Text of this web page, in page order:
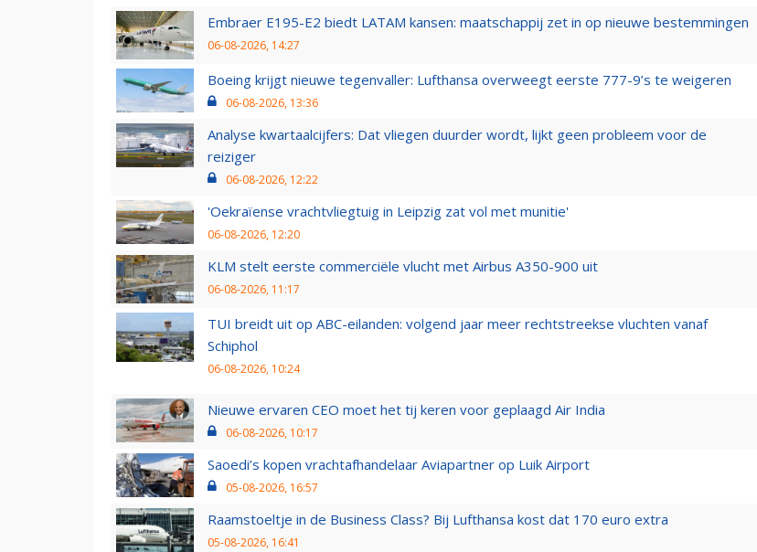
Embraer E195-E2 biedt LATAM kansen: maatschappij zet in op nieuwe bestemmingen
06-08-2026, 14:27
Boeing krijgt nieuwe tegenvaller: Lufthansa overweegt eerste 777-9’s te weigeren
06-08-2026, 13:36
Analyse kwartaalcijfers: Dat vliegen duurder wordt, lijkt geen probleem voor de
reiziger
06-08-2026, 12:22
'Oekraïense vrachtvliegtuig in Leipzig zat vol met munitie'
06-08-2026, 12:20
KLM stelt eerste commerciële vlucht met Airbus A350-900 uit
06-08-2026, 11:17
TUI breidt uit op ABC-eilanden: volgend jaar meer rechtstreekse vluchten vanaf
Schiphol
06-08-2026, 10:24
Nieuwe ervaren CEO moet het tij keren voor geplaagd Air India
06-08-2026, 10:17
Saoedi’s kopen vrachtafhandelaar Aviapartner op Luik Airport
05-08-2026, 16:57
Raamstoeltje in de Business Class? Bij Lufthansa kost dat 170 euro extra
05-08-2026, 16:41